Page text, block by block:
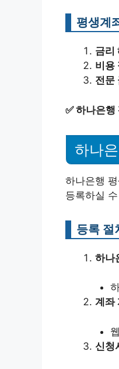
평생계
금리
비용
전문
✅하나은행
하나
하나은행
등록하실
등록 절
하나
계좌
신청